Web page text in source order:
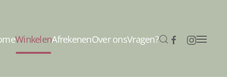
WinkelenAfrekenenOver onsVragen?